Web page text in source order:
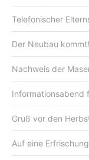
Telefonischer
Der Neubau kommt!
Nachweis der
Informationsabend
Gruß vor den
Auf eine